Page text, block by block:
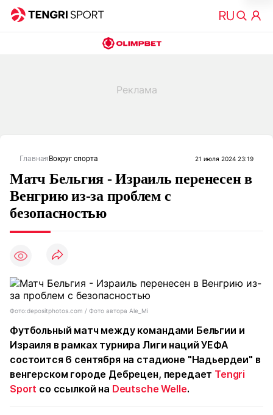
Главная Вокруг спорта 21 июля 2024 23:19
Матч Бельгия - Израиль перенесен в
Венгрию из-за проблем с
безопасностью
Фото:depositphotos.com / Фото автора Ale_Mi
Футбольный матч между командами Бельгии и
Израиля в рамках турнира Лиги наций УЕФА
состоится 6 сентября на стадионе "Надьердеи" в
венгерском городе Дебрецен, передает Tengri
Sport со ссылкой на Deutsche Welle.